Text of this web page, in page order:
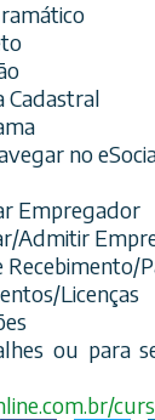
Cadastral
no
Empregador
Admitir
Recebimento/
Licenças
ou para